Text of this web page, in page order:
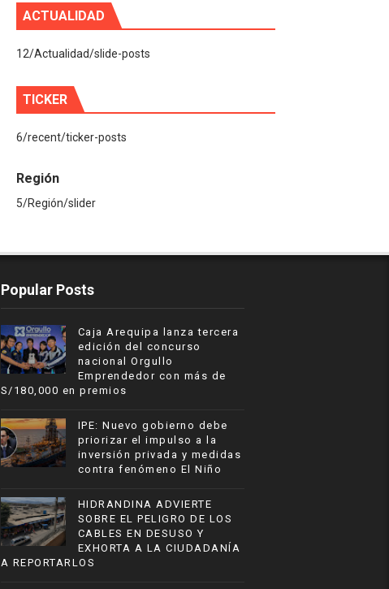
ACTUALIDAD
12/Actualidad/slide-posts
TICKER
6/recent/ticker-posts
Región
5/Región/slider
Popular Posts
Caja Arequipa lanza tercera
edición del concurso
nacional Orgullo
Emprendedor con más de
S/180,000 en premios
IPE: Nuevo gobierno debe
priorizar el impulso a la
inversión privada y medidas
contra fenómeno El Niño
HIDRANDINA ADVIERTE
SOBRE EL PELIGRO DE LOS
CABLES EN DESUSO Y
EXHORTA A LA CIUDADANÍA
A REPORTARLOS